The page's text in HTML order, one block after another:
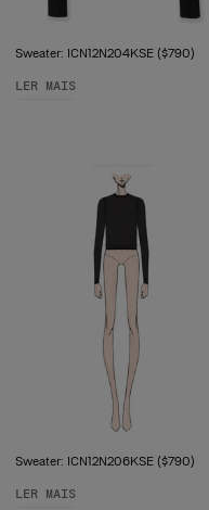
Sweater: ICN12N204KSE ($790)
LER MAIS
Sweater: ICN12N206KSE ($790)
LER MAIS